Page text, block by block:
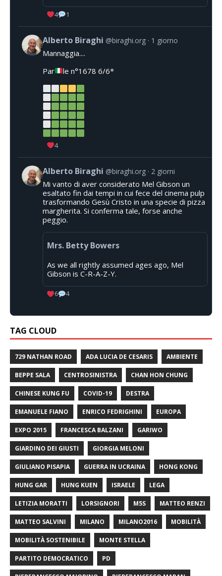
4 1
Alberto Biraghi @biraghi.org 1 giorno
Mannaggia....
Par
le n°1678 6/6*
4
Alberto Biraghi @biraghi.org 2 giorni
Mi vanto di aver considerato Mel Gibson un
esaltato fin dai tempi in cui fece del cinema pulp
trasformando Gesù Cristo in una specie di pizza
margherita. Si conferma tale, forse anche
peggio.
Mrs. Betty Bowers
As we all rightly assumed ages ago, Mel
Gibson is C-R-A-Z-Y.
6 4
TAG CLOUD
729 NATHAN ROAD ADA LUCIA DE CESARIS AMBIENTE
BEPPE SALA CENTROSINISTRA CHAN HON CHUNG
CHINESE KUNG FU COVID-19 DESTRA
EMANUELE FIANO ENRICO FEDRIGHINI EUROPA
EXPO 2015 FRANCESCA BALZANI GARIWO
GIARDINO DEI GIUSTI GIORGIA MELONI
GIULIANO PISAPIA GUERRA IN UCRAINA HONG KONG
HUNG GAR HUNG KUEN ISRAELE LEGA
LETIZIA MORATTI LORSIGNORI M5S MATTEO RENZI
MATTEO SALVINI MILANO MILANO2016 MOBILITÀ
MOBILITÀ SOSTENIBILE MONTE STELLA
PARTITO DEMOCRATICO PD